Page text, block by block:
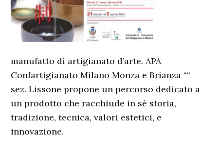
manufatto di artigianato d’arte. APA
Confartigianato Milano Monza e Brianza ““
sez. Lissone propone un percorso dedicato a
un prodotto che racchiude in sè storia,
tradizione, tecnica, valori estetici, e
innovazione.